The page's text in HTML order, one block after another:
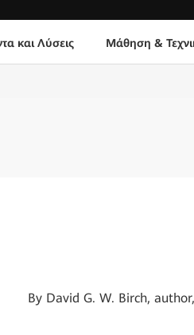
και Λύσεις Μάθηση &
By David G. W. Birch,